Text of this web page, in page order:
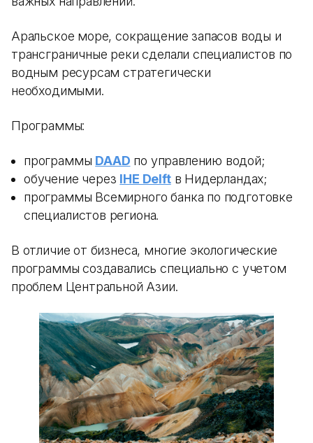
Аральское море, сокращение запасов воды и
трансграничные реки сделали специалистов по
водным ресурсам стратегически
необходимыми.
Программы:
программы DAAD по управлению водой;
обучение через IHE Delftв Нидерландах;
программы Всемирного банка по подготовке
специалистов региона.
В отличие от бизнеса, многие экологические
программы создавались специально с учетом
проблем Центральной Азии.